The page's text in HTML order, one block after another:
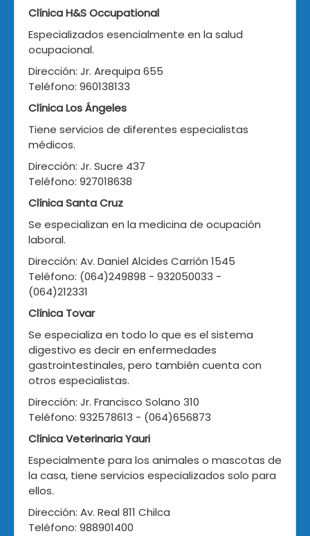
Clínica H&S Occupational
Especializados esencialmente en la salud
ocupacional.
Dirección: Jr. Arequipa 655
Teléfono: 960138133
Clínica Los Ángeles
Tiene servicios de diferentes especialistas
médicos.
Dirección: Jr. Sucre 437
Teléfono: 927018638
Clínica Santa Cruz
Se especializan en la medicina de ocupación
laboral.
Dirección: Av. Daniel Alcides Carrión 1545
Teléfono: (064)249898 - 932050033 -
(064)212331
Clínica Tovar
Se especializa en todo lo que es el sistema
digestivo es decir en enfermedades
gastrointestinales, pero también cuenta con
otros especialistas.
Dirección: Jr. Francisco Solano 310
Teléfono: 932578613 - (064)656873
Clínica Veterinaria Yauri
Especialmente para los animales o mascotas de
la casa, tiene servicios especializados solo para
ellos.
Dirección: Av. Real 811 Chilca
Teléfono: 988901400